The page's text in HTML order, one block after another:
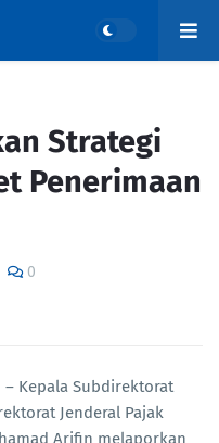
Strategi
Penerimaan
0
– Kepala Subdirektorat
Jenderal Pajak
Arifin melaporkan